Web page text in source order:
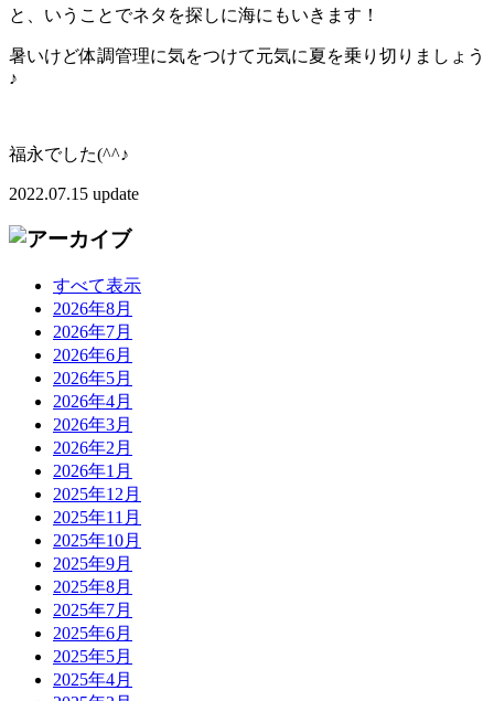
と、いうことでネタを探しに海にもいきます！
暑いけど体調管理に気をつけて元気に夏を乗り切りましょう
♪
福永でした(^^♪
2022.07.15 update
すべて表示
2026年8月
2026年7月
2026年6月
2026年5月
2026年4月
2026年3月
2026年2月
2026年1月
2025年12月
2025年11月
2025年10月
2025年9月
2025年8月
2025年7月
2025年6月
2025年5月
2025年4月